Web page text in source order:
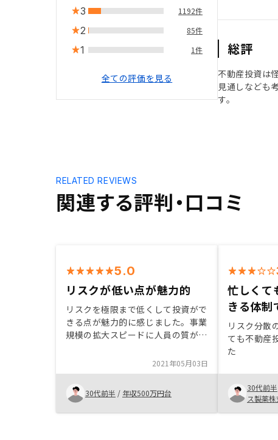
3 1192件
2 85件
1 1件
全ての評価を見る
総評
不動産投資は
見通しなども
す。
関連する評判・口コミ
RELATED REVIEWS
5.0
リスクが低い点が魅力的
リスクを極限まで低くして投資がで
きる点が魅力的に感じました。事業
規模の拡大スピードに人員の質がつ
るのではないかと思います。2021年05月03日
30代前半 / 年収500万円台
忙しくて
きる体制
リスク分散
ても不動産
た
30代前半
ス製薬